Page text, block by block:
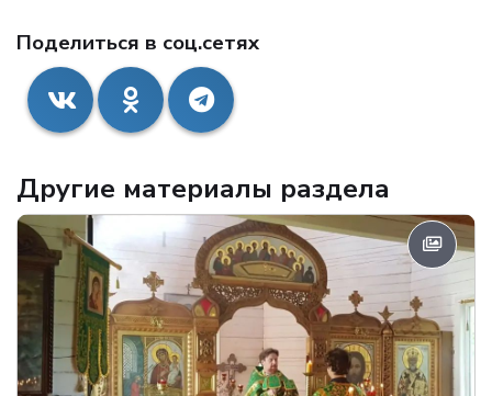
Поделиться в соц.сетях
Другие материалы раздела